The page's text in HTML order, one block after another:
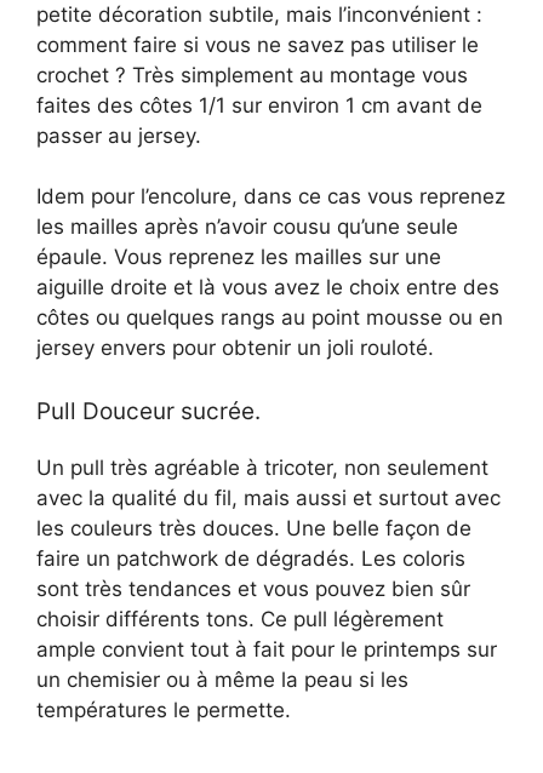
petite décoration subtile, mais l’inconvénient :
comment faire si vous ne savez pas utiliser le
crochet ? Très simplement au montage vous
faites des côtes 1/1 sur environ 1 cm avant de
passer au jersey.
Idem pour l’encolure, dans ce cas vous reprenez
les mailles après n’avoir cousu qu’une seule
épaule. Vous reprenez les mailles sur une
aiguille droite et là vous avez le choix entre des
côtes ou quelques rangs au point mousse ou en
jersey envers pour obtenir un joli rouloté.
Pull Douceur sucrée.
Un pull très agréable à tricoter, non seulement
avec la qualité du fil, mais aussi et surtout avec
les couleurs très douces. Une belle façon de
faire un patchwork de dégradés. Les coloris
sont très tendances et vous pouvez bien sûr
choisir différents tons. Ce pull légèrement
ample convient tout à fait pour le printemps sur
un chemisier ou à même la peau si les
températures le permette.